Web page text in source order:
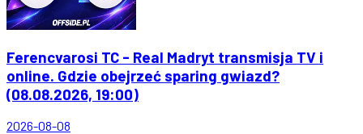
Ferencvarosi TC - Real Madryt transmisja TV i
online. Gdzie obejrzeć sparing gwiazd?
(08.08.2026, 19:00)
2026-08-08